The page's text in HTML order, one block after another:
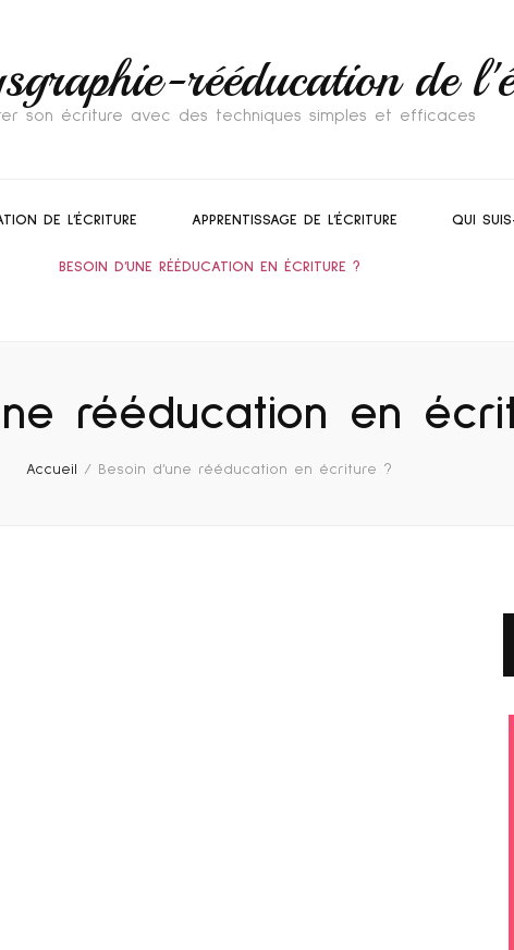
rééducation de
son écriture avec des techniques simples et efficaces
DE L’ÉCRITURE APPRENTISSAGE DE L’ÉCRITURE QUI
BESOIN D’UNE RÉÉDUCATION EN ÉCRITURE ?
rééducation en
Accueil / Besoin d’une rééducation en écriture ?